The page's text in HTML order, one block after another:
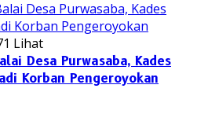
Lihat
Desa Purwasaba, Kades
Korban Pengeroyokan